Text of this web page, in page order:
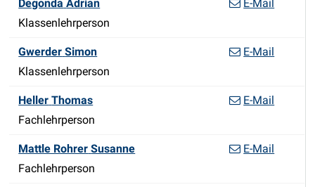
Degonda AdrianFunktion
Klassenlehrperson
E-Mail
Gwerder SimonFunktion
Klassenlehrperson
E-Mail
Heller ThomasFunktion
Fachlehrperson
E-Mail
Mattle Rohrer SusanneFunktion
Fachlehrperson
E-Mail